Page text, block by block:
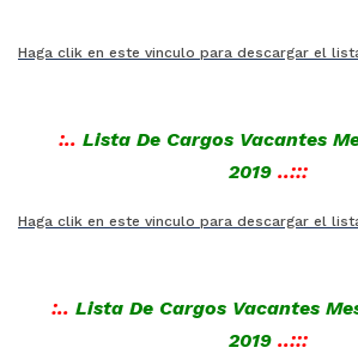
Haga clik en este vinculo para descargar el
:.. Lista De Cargos Vacantes
2019 ..:::
Haga clik en este vinculo para descargar el
:.. Lista De Cargos Vacantes
2019 ..:::